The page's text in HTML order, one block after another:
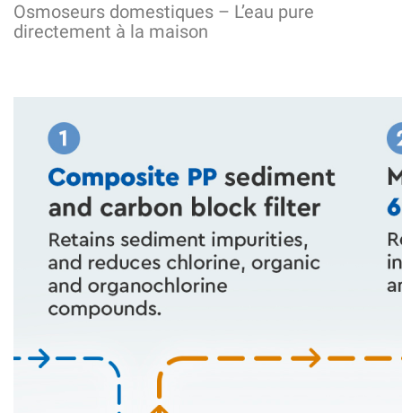
Osmoseurs domestiques – L’eau pure
directement à la maison